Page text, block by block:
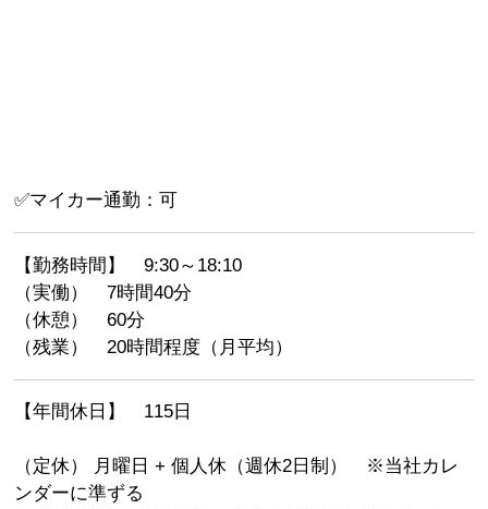
✅マイカー通勤：可
【勤務時間】 9:30～18:10
（実働） 7時間40分
（休憩） 60分
（残業） 20時間程度（月平均）
【年間休日】 115日
（定休） 月曜日 + 個人休（週休2日制） ※当社カレ
ンダーに準ずる